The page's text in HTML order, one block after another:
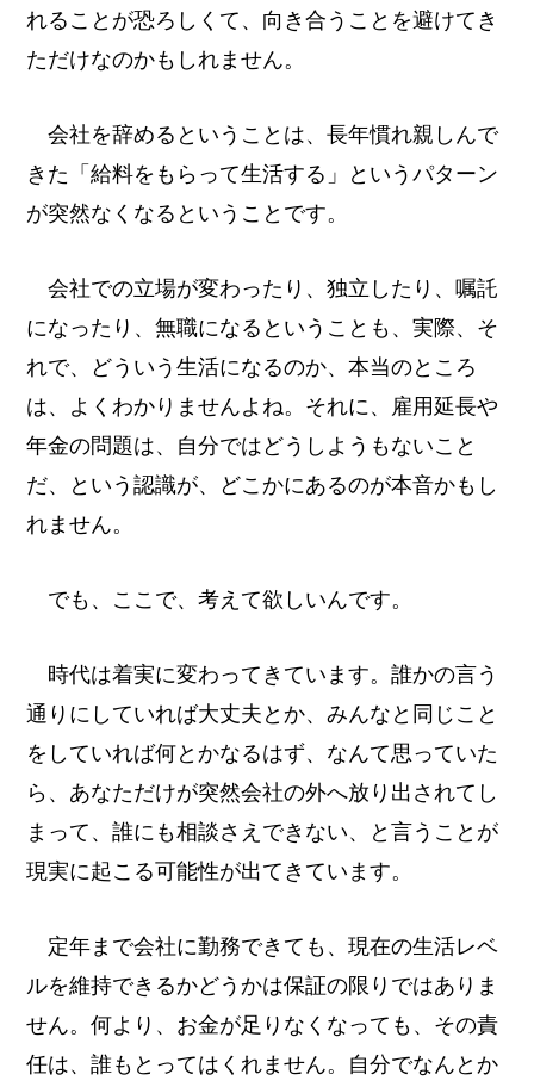
れることが恐ろしくて、向き合うことを避けてき
ただけなのかもしれません。
会社を辞めるということは、長年慣れ親しんで
きた「給料をもらって生活する」というパターン
が突然なくなるということです。
会社での立場が変わったり、独立したり、嘱託
になったり、無職になるということも、実際、そ
れで、どういう生活になるのか、本当のところ
は、よくわかりませんよね。それに、雇用延長や
年金の問題は、自分ではどうしようもないこと
だ、という認識が、どこかにあるのが本音かもし
れません。
でも、ここで、考えて欲しいんです。
時代は着実に変わってきています。誰かの言う
通りにしていれば大丈夫とか、みんなと同じこと
をしていれば何とかなるはず、なんて思っていた
ら、あなただけが突然会社の外へ放り出されてし
まって、誰にも相談さえできない、と言うことが
現実に起こる可能性が出てきています。
定年まで会社に勤務できても、現在の生活レベ
ルを維持できるかどうかは保証の限りではありま
せん。何より、お金が足りなくなっても、その責
任は、誰もとってはくれません。自分でなんとか